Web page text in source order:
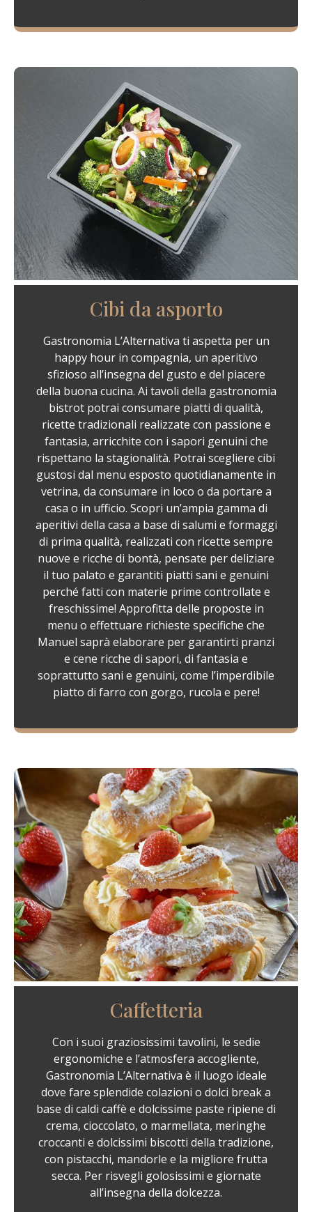
Cibi da asporto
Gastronomia L’Alternativa ti aspetta per un
happy hour in compagnia, un aperitivo
sfizioso all’insegna del gusto e del piacere
della buona cucina. Ai tavoli della gastronomia
bistrot potrai consumare piatti di qualità,
ricette tradizionali realizzate con passione e
fantasia, arricchite con i sapori genuini che
rispettano la stagionalità. Potrai scegliere cibi
gustosi dal menu esposto quotidianamente in
vetrina, da consumare in loco o da portare a
casa o in ufficio. Scopri un’ampia gamma di
aperitivi della casa a base di salumi e formaggi
di prima qualità, realizzati con ricette sempre
nuove e ricche di bontà, pensate per deliziare
il tuo palato e garantiti piatti sani e genuini
perché fatti con materie prime controllate e
freschissime! Approfitta delle proposte in
menu o effettuare richieste specifiche che
Manuel saprà elaborare per garantirti pranzi
e cene ricche di sapori, di fantasia e
soprattutto sani e genuini, come l’imperdibile
piatto di farro con gorgo, rucola e pere!
Caffetteria
Con i suoi graziosissimi tavolini, le sedie
ergonomiche e l’atmosfera accogliente,
Gastronomia L’Alternativa è il luogo ideale
dove fare splendide colazioni o dolci break a
base di caldi caffè e dolcissime paste ripiene di
crema, cioccolato, o marmellata, meringhe
croccanti e dolcissimi biscotti della tradizione,
con pistacchi, mandorle e la migliore frutta
secca. Per risvegli golosissimi e giornate
all’insegna della dolcezza.